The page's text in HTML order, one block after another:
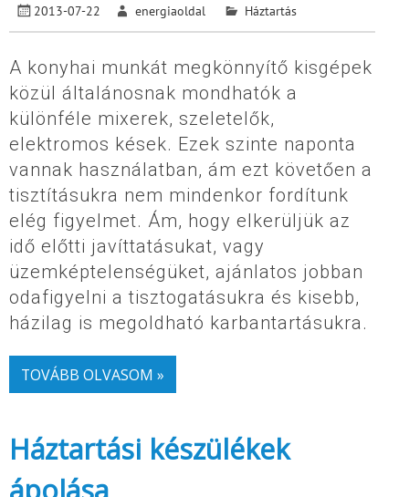
2013-07-22 energiaoldal Háztartás
A konyhai munkát megkönnyítő kisgépek
közül általánosnak mondhatók a
különféle mixerek, szeletelők,
elektromos kések. Ezek szinte naponta
vannak használatban, ám ezt követően a
tisztításukra nem mindenkor fordítunk
elég figyelmet. Ám, hogy elkerüljük az
idő előtti javíttatásukat, vagy
üzemképtelenségüket, ajánlatos jobban
odafigyelni a tisztogatásukra és kisebb,
házilag is megoldható karbantartásukra.
TOVÁBB OLVASOM »
Háztartási készülékek